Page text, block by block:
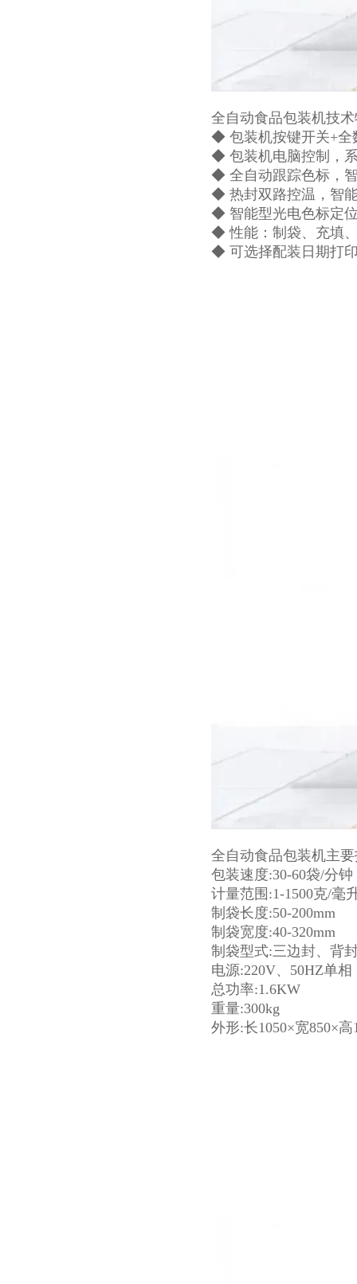
全自动食品包装机技
◆ 包装机按键开关+全
◆ 包装机电脑控制，
◆ 全自动跟踪色标，
◆ 热封双路控温，智
◆ 智能型光电色标定
◆ 性能：制袋、充填
◆ 可选择配装日期打
全自动食品包装机主
包装速度:30-60袋/分钟
计量范围:1-1500克/毫
制袋长度:50-200mm
制袋宽度:40-320mm
制袋型式:三边封、背
电源:220V、50HZ单相
总功率:1.6KW
重量:300kg
外形:长1050×宽850×高